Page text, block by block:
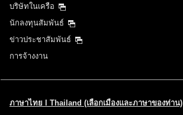
บริษัทในเครือ
นักลงทุนสัมพันธ์
ข่าวประชาสัมพันธ์
การจ้างงาน
ภาษาไทย l Thailand (เลือกเมืองและภาษาของท่าน)